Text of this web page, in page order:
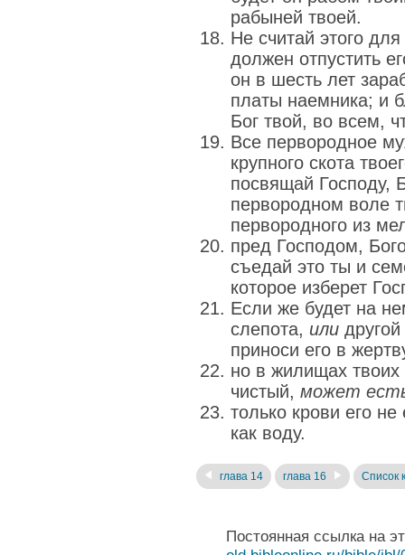
рабыней твоей.
Не считай этого
должен отпустить
он в шесть лет
платы наемника; и
Бог твой, во всем,
Все первородное
крупного скота
посвящай Господу,
первородном воле
первородного из
пред Господом,
съедай это ты и
которое изберет
Если же будет на
слепота, или
приноси его в
но в жилищах твоих
чистый, может
только крови его
как воду.
глава 14 глава 16 Список
Постоянная ссылка на